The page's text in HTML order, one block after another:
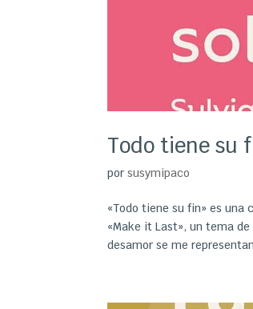
Todo tiene su
porsusymipaco
«Todo tiene su fin» es una
«Make it Last», un tema
desamor se me